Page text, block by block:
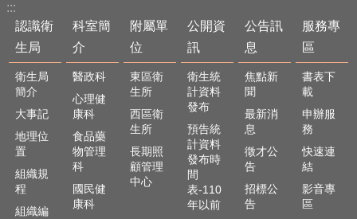
信
箱
粉
絲
專
頁
資
訊
安
全
政
:::
認識衛
生局
衛生局
簡介
大事記
地理位
置
組織規
程
組織編
科室簡
介
醫政科
心理健
康科
食品藥
物管理
科
國民健
康科
附屬單
位
東區衛
生所
西區衛
生所
長期照
顧管理
中心
公開資
訊
衛生統
計資料
發布
預告統
計資料
發布時
間
表-110
年以前
公告訊
息
焦點新
聞
最新消
息
徵才公
告
招標公
告
服務專
區
書表下
載
申辦服
務
快速連
結
影音專
區